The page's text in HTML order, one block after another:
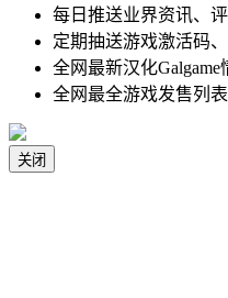
每日推送业界资讯、
定期抽送游戏激活码、
全网最新汉化Galgame
全网最全游戏发售列表
关闭